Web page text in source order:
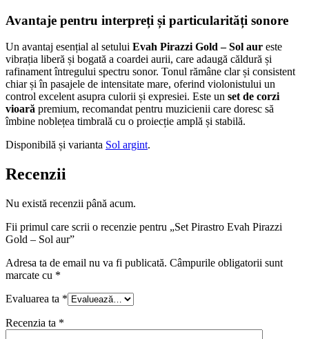
Avantaje pentru interpreți și particularități sonore
Un avantaj esențial al setului Evah Pirazzi Gold – Sol aur este
vibrația liberă și bogată a coardei aurii, care adaugă căldură și
rafinament întregului spectru sonor. Tonul rămâne clar și consistent
chiar și în pasajele de intensitate mare, oferind violonistului un
control excelent asupra culorii și expresiei. Este un set de corzi
vioară premium, recomandat pentru muzicienii care doresc să
îmbine noblețea timbrală cu o proiecție amplă și stabilă.
Disponibilă și varianta Sol argint.
Recenzii
Nu există recenzii până acum.
Fii primul care scrii o recenzie pentru „Set Pirastro Evah Pirazzi
Gold – Sol aur”
Adresa ta de email nu va fi publicată. Câmpurile obligatorii sunt
marcate cu *
Evaluarea ta *
Recenzia ta *